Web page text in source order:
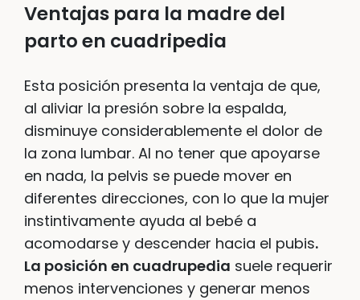
Ventajas para la madre del
parto en cuadripedia
Esta posición presenta la ventaja de que,
al aliviar la presión sobre la espalda,
disminuye considerablemente el dolor de
la zona lumbar. Al no tener que apoyarse
en nada, la pelvis se puede mover en
diferentes direcciones, con lo que la mujer
instintivamente ayuda al bebé a
acomodarse y descender hacia el pubis.
La posición en cuadrupedia suele requerir
menos intervenciones y generar menos